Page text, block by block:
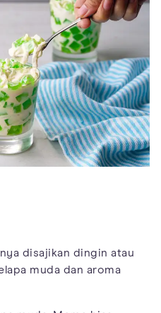
disajikan dingin atau
muda dan aroma